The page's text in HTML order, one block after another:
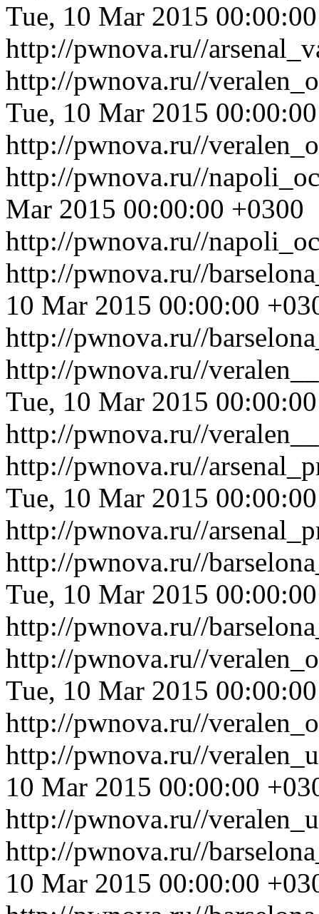
Tue, 10 Mar 2015
http://pwnova.ru//
http://pwnova.ru//
Tue, 10 Mar 2015
http://pwnova.ru//
http://pwnova.ru//
Mar 2015 00:00:00 +0300
http://pwnova.ru//
http://pwnova.ru//
10 Mar 2015 00:00:00
http://pwnova.ru//
http://pwnova.ru//
Tue, 10 Mar 2015
http://pwnova.ru//
http://pwnova.ru//
Tue, 10 Mar 2015
http://pwnova.ru//
http://pwnova.ru//
Tue, 10 Mar 2015
http://pwnova.ru//
http://pwnova.ru//
Tue, 10 Mar 2015
http://pwnova.ru//
http://pwnova.ru//
10 Mar 2015 00:00:00
http://pwnova.ru//
http://pwnova.ru//
10 Mar 2015 00:00:00